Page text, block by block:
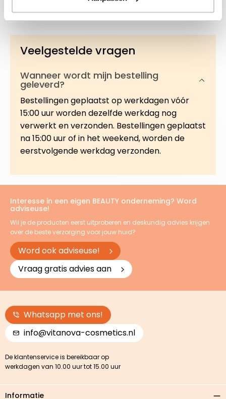
te egaliseren en de zichtbaarh…
Veelgestelde vragen
Wanneer wordt mijn bestelling
geleverd?
Bestellingen geplaatst op werkdagen vóór
15:00 uur worden dezelfde werkdag nog
verwerkt en verzonden. Bestellingen geplaatst
na 15:00 uur of in het weekend, worden de
eerstvolgende werkdag verzonden.
Interesse in een eigen BEAUTY onderneming? Word
adviseuse!
Wil je de producten eerst uitproberen en deskundig advies krijgen
over de beste verzorging voor jouw huid?
Word ook adviseuse!
Vraag gratis advies aan
Whatsapp met ons!
info@vitanova-cosmetics.nl
De klantenservice is bereikbaar op
werkdagen van 10.00 uur tot 15.00 uur
Informatie